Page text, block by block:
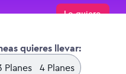
Lo quiero
quieres llevar:
Planes 4 Planes